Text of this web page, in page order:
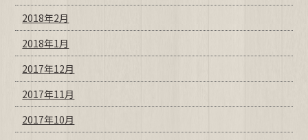
2018年2月
2018年1月
2017年12月
2017年11月
2017年10月